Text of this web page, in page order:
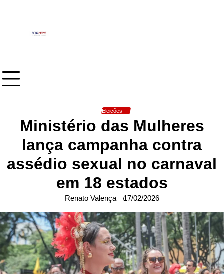
Eleições
Ministério das Mulheres
lança campanha contra
assédio sexual no carnaval
em 18 estados
Renato Valença 17/02/2026